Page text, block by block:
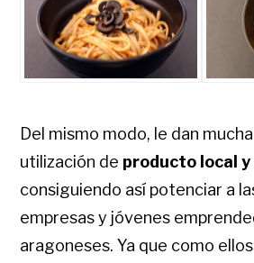
Del mismo modo, le dan
utilización de producto local
consiguiendo así potenciar a
empresas y jóvenes
aragoneses. Ya que como